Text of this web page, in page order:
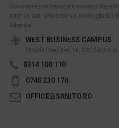
Covorase profesionale concepute
interior, cat si la exterior, unde gradul
intense.
WEST BUSINESS CAMPUS
Strada Preciziei, Nr, 3W, Sector
0314 100 110
0740 230 170
OFFICE@SANITO.RO